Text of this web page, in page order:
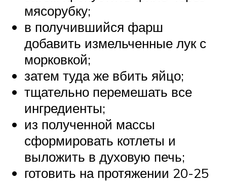
мясорубку;
в получившийся фарш
добавить измельченные лук с
морковкой;
затем туда же вбить яйцо;
тщательно перемешать все
ингредиенты;
из полученной массы
сформировать котлеты и
выложить в духовую печь;
готовить на протяжении 20-25